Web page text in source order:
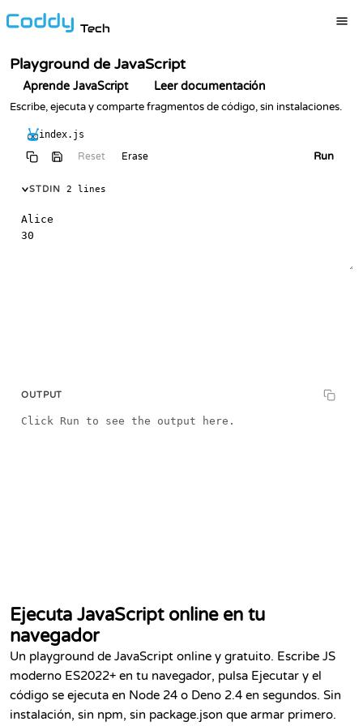
Tech
Playground de JavaScript
Aprende JavaScript Leer documentación
Escribe, ejecuta y comparte fragmentos de código, sin instalaciones.
index.js
Reset
Erase Run
STDIN 2 lines
OUTPUT
Click Run to see the output here.
Ejecuta JavaScript online en tu
navegador
Un playground de JavaScript online y gratuito. Escribe JS
moderno ES2022+ en tu navegador, pulsa Ejecutar y el
código se ejecuta en Node 24 o Deno 2.4 en segundos. Sin
instalación, sin npm, sin package.json que armar primero.